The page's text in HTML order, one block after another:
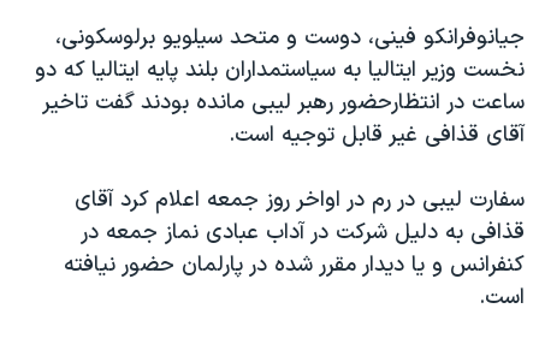
حقوق شهروندی
اقتصادی
علم و فناوری
اسرائیل در جنگ
گالری عکس
آرشیو پخش زنده
انتخابات ریاست جمهوری آمریکا ۲۰۲۴
حمله جمهوری اسلامی به اسرائیل
رمز مهسا
ورزش زنان در ایران
اعتراضات زن، زندگی، آزادی
مجموعه مستندهای دادخواهی
زبانهای مختلف
جیانوفرانکو فینی، دوست و متحد سیلویو برلوسکونی،
نخست وزیر ایتالیا به سیاستمداران بلند پایه ایتالیا که دو
ساعت در انتظارحضور رهبر لیبی مانده بودند گفت تاخیر
آقای قذافی غیر قابل توجیه است.
سفارت لیبی در رم در اواخر روز جمعه اعلام کرد آقای
قذافی به دلیل شرکت در آداب عبادی نماز جمعه در
کنفرانس و یا دیدار مقرر شده در پارلمان حضور نیافته
است.